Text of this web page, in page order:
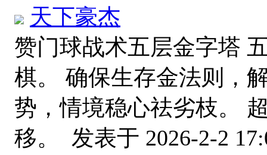
天下豪杰
赞门球战术五层金字塔
棋。 确保生存金法则，
势，情境稳心祛劣枝。
移。 发表于 2026-2-2